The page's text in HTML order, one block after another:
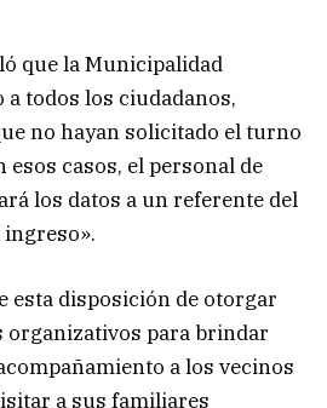
que la Municipalidad
todos los ciudadanos,
no hayan solicitado el turno
casos, el personal de
los datos a un referente del
esta disposición de otorgar
organizativos para brindar
a los vecinos
a sus familiares